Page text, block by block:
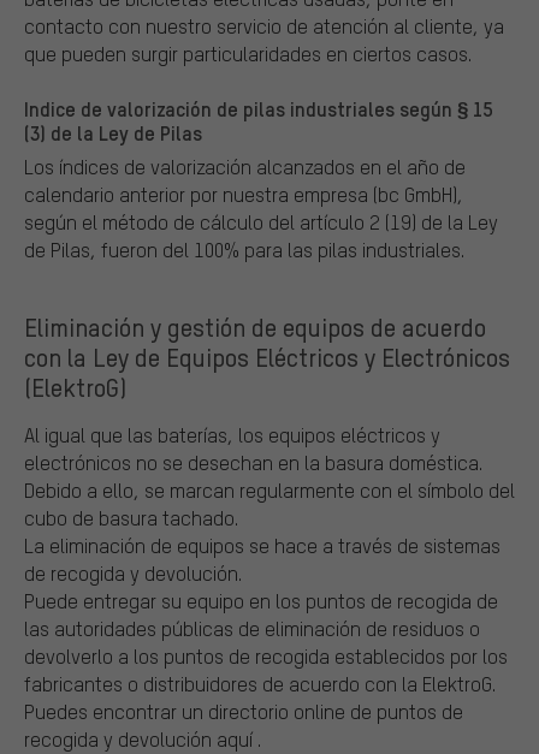
contacto con nuestro servicio de atención al cliente, ya
que pueden surgir particularidades en ciertos casos.
Indice de valorización de pilas industriales según § 15
(3) de la Ley de Pilas
Los índices de valorización alcanzados en el año de
calendario anterior por nuestra empresa (bc GmbH),
según el método de cálculo del artículo 2 (19) de la Ley
de Pilas, fueron del 100% para las pilas industriales.
Eliminación y gestión de equipos de acuerdo
con la Ley de Equipos Eléctricos y Electrónicos
(ElektroG)
Al igual que las baterías, los equipos eléctricos y
electrónicos no se desechan en la basura doméstica.
Debido a ello, se marcan regularmente con el símbolo del
cubo de basura tachado.
La eliminación de equipos se hace a través de sistemas
de recogida y devolución.
Puede entregar su equipo en los puntos de recogida de
las autoridades públicas de eliminación de residuos o
devolverlo a los puntos de recogida establecidos por los
fabricantes o distribuidores de acuerdo con la ElektroG.
Puedes encontrar un directorio online de puntos de
recogida y devolución aquí .